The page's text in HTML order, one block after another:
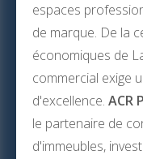
espaces
de marque. De la
économiques de
commercial exige
d'excellence. ACR
le partenaire de
d'immeubles,